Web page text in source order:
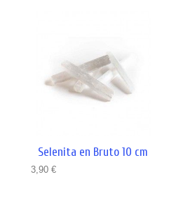
Selenita en Bruto 10 cm
3,90 €